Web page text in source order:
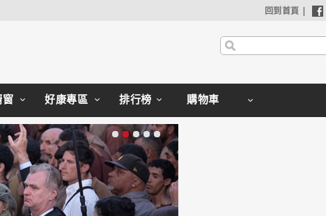
回到首頁 |
窗 好康專區 排行榜 購物車